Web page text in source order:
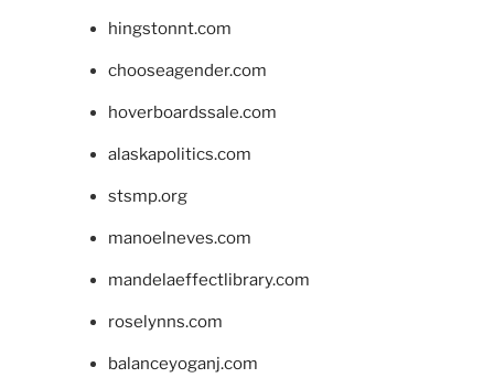
hingstonnt.com
chooseagender.com
hoverboardssale.com
alaskapolitics.com
stsmp.org
manoelneves.com
mandelaeffectlibrary.com
roselynns.com
balanceyoganj.com